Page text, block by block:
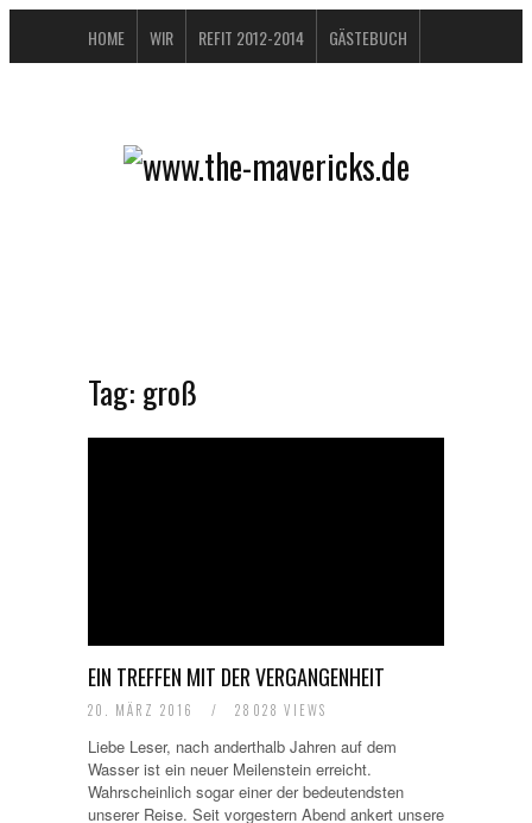
HOME WIR REFIT 2012-2014 GÄSTEBUCH
DATENSCHUTZERKLÄRUNG
Tag: groß
EIN TREFFEN MIT DER VERGANGENHEIT
20. MÄRZ 2016 / 28028 VIEWS
Liebe Leser, nach anderthalb Jahren auf dem
Wasser ist ein neuer Meilenstein erreicht.
Wahrscheinlich sogar einer der bedeutendsten
unserer Reise. Seit vorgestern Abend ankert unsere